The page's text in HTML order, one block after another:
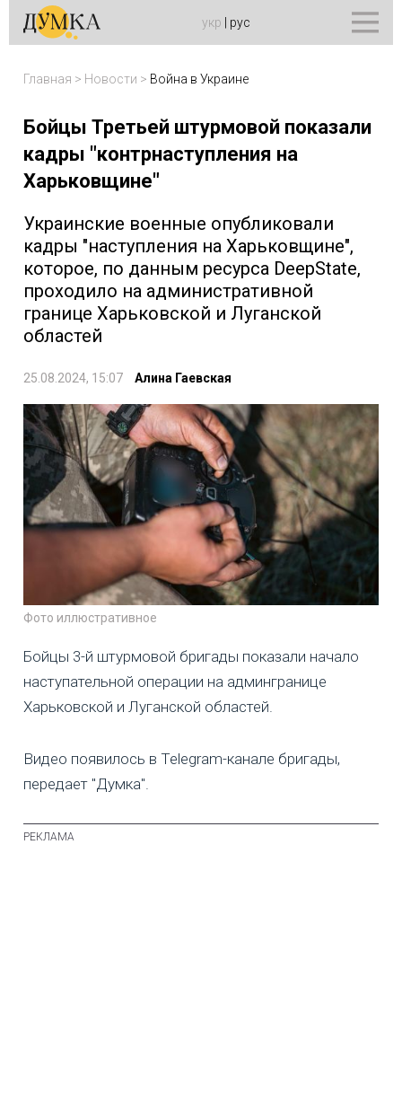
укр рус
Главная > Новости > Война в Украине
Бойцы Третьей штурмовой показали
кадры "контрнаступления на
Харьковщине"
Украинские военные опубликовали
кадры "наступления на Харьковщине",
которое, по данным ресурса DeepState,
проходило на административной
границе Харьковской и Луганской
областей
25.08.2024, 15:07 Алина Гаевская
Фото иллюстративное
Бойцы 3-й штурмовой бригады показали начало
наступательной операции на админгранице
Харьковской и Луганской областей.
Видео появилось в Telegram-канале бригады,
передает "Думка".